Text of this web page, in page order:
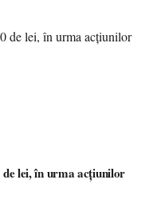
de lei, în urma acțiunilor